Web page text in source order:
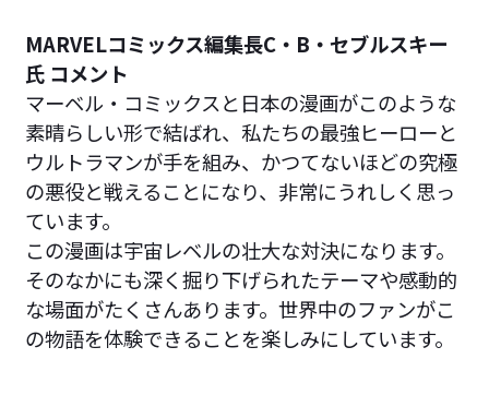
MARVELコミックス編集長C・B・セブルスキー
氏 コメント
マーベル・コミックスと日本の漫画がこのような
素晴らしい形で結ばれ、私たちの最強ヒーローと
ウルトラマンが手を組み、かつてないほどの究極
の悪役と戦えることになり、非常にうれしく思っ
ています。
この漫画は宇宙レベルの壮大な対決になります。
そのなかにも深く掘り下げられたテーマや感動的
な場面がたくさんあります。世界中のファンがこ
の物語を体験できることを楽しみにしています。